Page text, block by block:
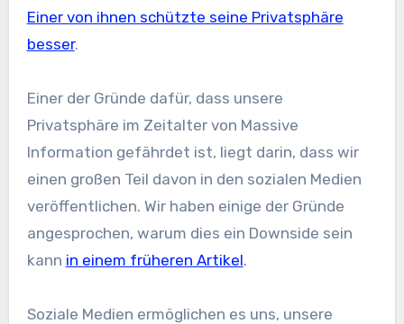
Einer von ihnen schützte seine Privatsphäre
besser.
Einer der Gründe dafür, dass unsere
Privatsphäre im Zeitalter von Massive
Information gefährdet ist, liegt darin, dass wir
einen großen Teil davon in den sozialen Medien
veröffentlichen. Wir haben einige der Gründe
angesprochen, warum dies ein Downside sein
kann in einem früheren Artikel.
Soziale Medien ermöglichen es uns, unsere